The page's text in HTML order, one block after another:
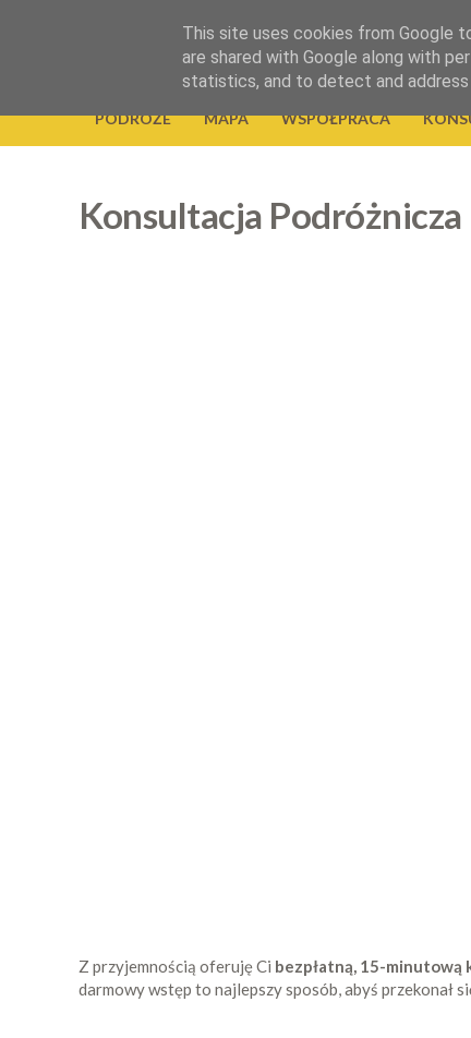
Okiem Obiektywu.
PODRÓŻE MAPA WSPÓŁPRACA
Konsultacja Podróżnicza
Z przyjemnością oferuję Ci bezpłatną, 15-minutową
darmowy wstęp to najlepszy sposób, abyś przekonał
This site uses cookies from Google
are shared with Google along with
statistics, and to detect and address